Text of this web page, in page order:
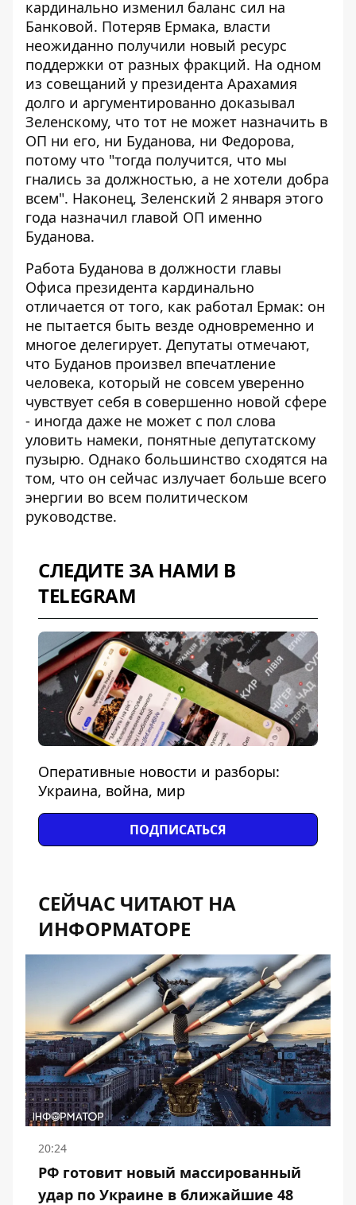
кардинально изменил баланс сил на
Банковой. Потеряв Ермака, власти
неожиданно получили новый ресурс
поддержки от разных фракций. На одном
из совещаний у президента Арахамия
долго и аргументированно доказывал
Зеленскому, что тот не может назначить в
ОП ни его, ни Буданова, ни Федорова,
потому что "тогда получится, что мы
гнались за должностью, а не хотели добра
всем". Наконец, Зеленский 2 января этого
года назначил главой ОП именно
Буданова.
Работа Буданова в должности главы
Офиса президента кардинально
отличается от того, как работал Ермак: он
не пытается быть везде одновременно и
многое делегирует. Депутаты отмечают,
что Буданов произвел впечатление
человека, который не совсем уверенно
чувствует себя в совершенно новой сфере
- иногда даже не может с пол слова
уловить намеки, понятные депутатскому
пузырю. Однако большинство сходятся на
том, что он сейчас излучает больше всего
энергии во всем политическом
руководстве.
СЛЕДИТЕ ЗА НАМИ В
TELEGRAM
Оперативные новости и разборы:
Украина, война, мир
ПОДПИСАТЬСЯ
СЕЙЧАС ЧИТАЮТ НА
ИНФОРМАТОРЕ
20:24
РФ готовит новый массированный
удар по Украине в ближайшие 48